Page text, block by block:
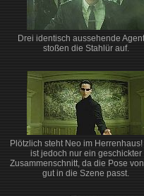
Drei identisch aussehende
stoßen die Stahlür auf.
Plötzlich steht Neo im
ist jedoch nur ein geschickter
Zusammenschnitt, da die Pose
gut in die Szene passt.